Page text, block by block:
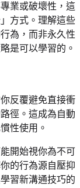
業或破壞性，這
方式。理解這些
為，而非永久性
是可以學習的。
反覆避免直接衝
徑。這成為自動
性使用。
開始視你為不可
的行為源自壓抑
習新溝通技巧的